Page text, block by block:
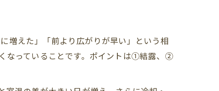
増えた」「前より広がりが早い」という相
なっていることです。ポイントは①結露、②